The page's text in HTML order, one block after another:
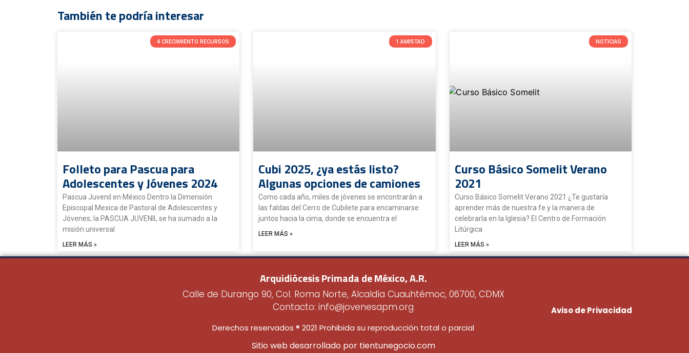
También te podría interesar
4 CRECIMIENTO RECURSOS
Folleto para Pascua para
Adolescentes y Jóvenes 2024
Pascua Juvenil en México Dentro la Dimensión
Episcopal Mexica de Pastoral de Adolescentes y
Jóvenes; la PASCUA JUVENIL se ha sumado a la
misión universal
LEER MÁS »
1 AMISTAD
Cubi 2025, ¿ya estás listo?
Algunas opciones de camiones
Como cada año, miles de jóvenes se encontrarán a
las faldas del Cerro de Cubilete para encaminarse
juntos hacia la cima, donde se encuentra el
LEER MÁS »
NOTICIAS
Curso Básico Somelit Verano
2021
Curso Básico Somelit Verano 2021 ¿Te gustaría
aprender más de nuestra fe y la manera de
celebrarla en la Iglesia? El Centro de Formación
Litúrgica
LEER MÁS »
Arquidiócesis Primada de México, A.R.
Calle de Durango 90, Col. Roma Norte, Alcaldía Cuauhtémoc, 06700, CDMX
Contacto: info@jovenesapm.org
Derechos reservados ® 2021 Prohibida su reproducción total o parcial
Sitio web desarrollado por tientunegocio.com
Aviso de Privacidad